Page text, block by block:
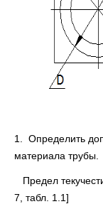
1. Определить
материала трубы.
Предел
7, табл. 1.1]